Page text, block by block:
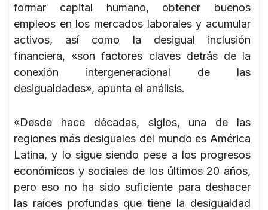
formar capital humano, obtener buenos
empleos en los mercados laborales y acumular
activos, así como la desigual inclusión
financiera, «son factores claves detrás de la
conexión intergeneracional de las
desigualdades», apunta el análisis.
«Desde hace décadas, siglos, una de las
regiones más desiguales del mundo es América
Latina, y lo sigue siendo pese a los progresos
económicos y sociales de los últimos 20 años,
pero eso no ha sido suficiente para deshacer
las raíces profundas que tiene la desigualdad